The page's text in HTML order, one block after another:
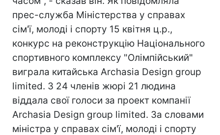
прес-служба Міністерства у справах
сім'ї, молоді і спорту 15 квітня ц.р.,
конкурс на реконструкцію Національного
спортивного комплексу "Олімпійський"
виграла китайська Archasia Design group
limited. З 24 членів жюрі 21 людина
віддала свої голоси за проект компанії
Archasia Design group limited. За словами
міністра у справах сім'ї, молоді і спорту